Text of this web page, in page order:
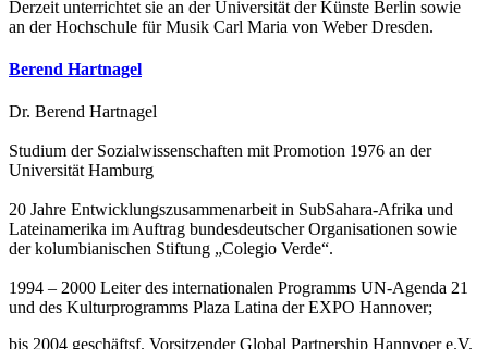
Derzeit unterrichtet sie an der Universität der Künste Berlin sowie
an der Hochschule für Musik Carl Maria von Weber Dresden.
Berend Hartnagel
Dr. Berend Hartnagel
Studium der Sozialwissenschaften mit Promotion 1976 an der
Universität Hamburg
20 Jahre Entwicklungszusammenarbeit in SubSahara-Afrika und
Lateinamerika im Auftrag bundesdeutscher Organisationen sowie
der kolumbianischen Stiftung „Colegio Verde“.
1994 – 2000 Leiter des internationalen Programms UN-Agenda 21
und des Kulturprogramms Plaza Latina der EXPO Hannover;
bis 2004 geschäftsf. Vorsitzender Global Partnership Hannvoer e.V.